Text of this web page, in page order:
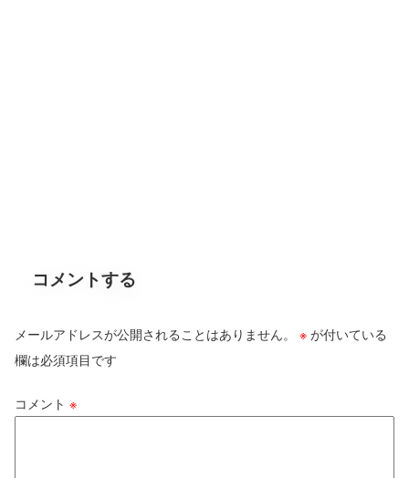
コメントする
メールアドレスが公開されることはありません。 ※が付いている
欄は必須項目です
コメント ※